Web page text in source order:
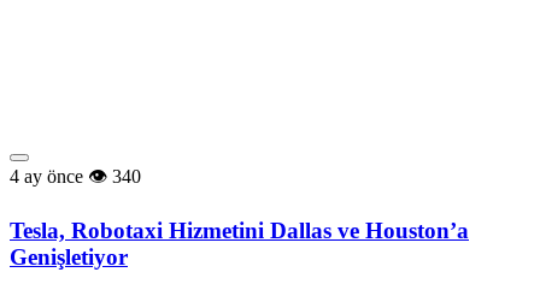
4 ay önce 340
Tesla, Robotaxi Hizmetini Dallas ve Houston’a
Genişletiyor